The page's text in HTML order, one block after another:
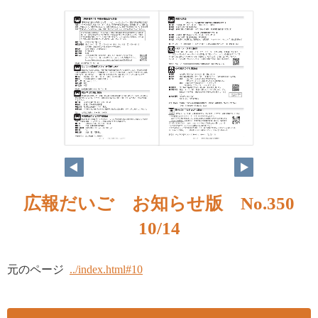
広報だいご お知らせ版 No.350
10/14
元のページ ../index.html#10